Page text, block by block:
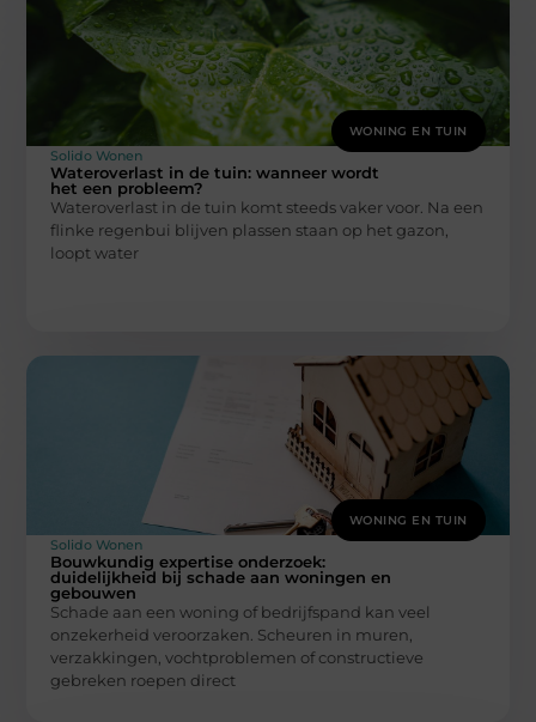
WONING EN TUIN
Solido Wonen
Wateroverlast in de tuin: wanneer wordt
het een probleem?
Wateroverlast in de tuin komt steeds vaker voor. Na een
flinke regenbui blijven plassen staan op het gazon,
loopt water
WONING EN TUIN
Solido Wonen
Bouwkundig expertise onderzoek:
duidelijkheid bij schade aan woningen en
gebouwen
Schade aan een woning of bedrijfspand kan veel
onzekerheid veroorzaken. Scheuren in muren,
verzakkingen, vochtproblemen of constructieve
gebreken roepen direct